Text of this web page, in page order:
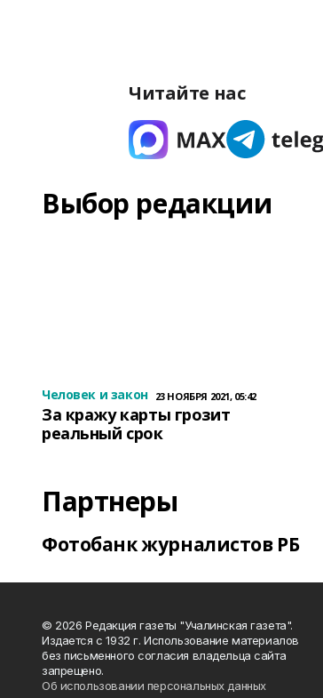
Читайте нас
Выбор редакции
Человек и закон 23 НОЯБРЯ 2021, 05:42
За кражу карты грозит
реальный срок
Партнеры
Фотобанк журналистов РБ
© 2026 Редакция газеты "Учалинская газета".
Издается с 1932 г. Использование материалов
без письменного согласия владельца сайта
запрещено.
Об использовании персональных данных